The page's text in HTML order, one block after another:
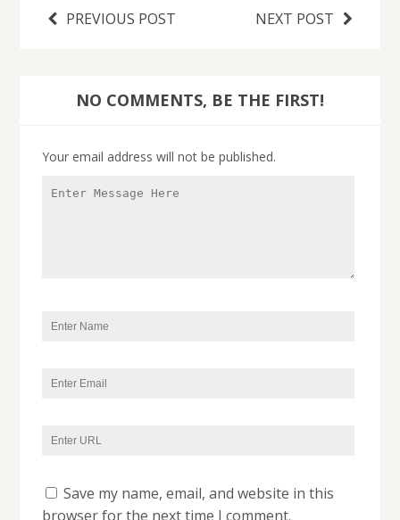
PREVIOUS POST NEXT POST
NO COMMENTS, BE THE FIRST!
Your email address will not be published.
Save my name, email, and website in this
browser for the next time I comment.